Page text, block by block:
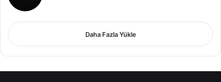
Daha Fazla Yükle